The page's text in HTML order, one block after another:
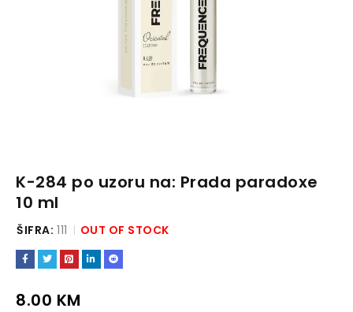
K-284 po uzoru na: Prada paradoxe
10 ml
ŠIFRA: 111 OUT OF STOCK
8.00 KM